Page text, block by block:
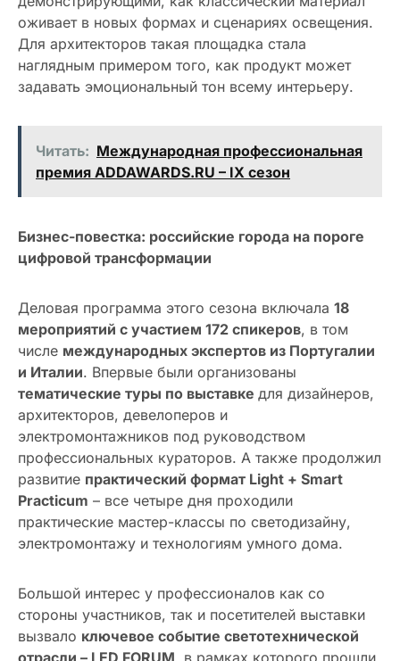
оживает в новых формах и сценариях освещения.
Для архитекторов такая площадка стала
наглядным примером того, как продукт может
задавать эмоциональный тон всему интерьеру.
Читать: Международная профессиональная
премия ADDAWARDS.RU – IX сезон
Бизнес-повестка: российские города на пороге
цифровой трансформации
Деловая программа этого сезона включала 18
мероприятий с участием 172 спикеров, в том
числе международных экспертов из Португалии
и Италии. Впервые были организованы
тематические туры по выставке для дизайнеров,
архитекторов, девелоперов и
электромонтажников под руководством
профессиональных кураторов. А также продолжил
развитие практический формат Light + Smart
Practicum – все четыре дня проходили
практические мастер-классы по светодизайну,
электромонтажу и технологиям умного дома.
Большой интерес у профессионалов как со
стороны участников, так и посетителей выставки
вызвало ключевое событие светотехнической